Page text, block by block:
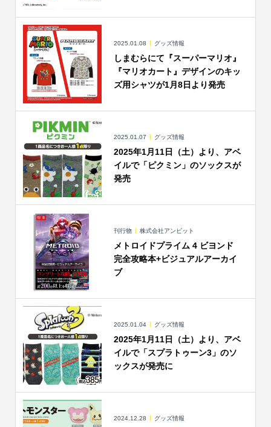
2025.01.08 グッズ情報
しまむらにて『スーパーマリオ』
『マリオカート』デザインのキッ
ズ用シャツが1月8日より発売
2025.01.07 グッズ情報
2025年1月11日（土）より、アベ
イルで「ピクミン」のソックスが
発売
刊行物 株式会社アンビット
メトロイドプライム 4 ビヨンド
完全攻略本+ビジュアルアーカイ
ブ
2025.01.04 グッズ情報
2025年1月11日（土）より、アベ
イルで「スプラトゥーン3」のソ
ックスが発売に
2024.12.28 グッズ情報